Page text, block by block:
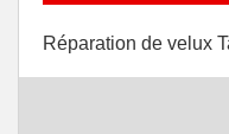
Réparation de velux